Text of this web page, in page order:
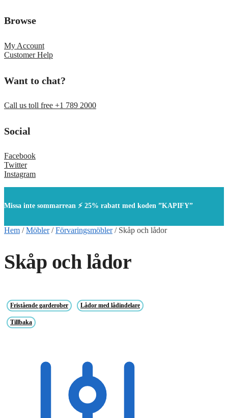
Browse
My Account
Customer Help
Want to chat?
Call us toll free +1 789 2000
Social
Facebook
Twitter
Instagram
Missa inte sommarrean ⚡ 25% rabatt med koden ”KAPIFY”
Hem /Möbler/Förvaringsmöbler/ Skåp och lådor
Skåp och lådor
Fristående garderober Lådor med lådindelare
Tillbaka